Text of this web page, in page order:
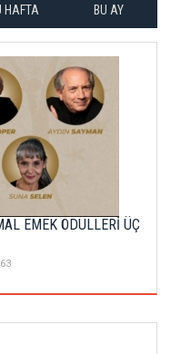
HAFTA BU AY
EMEK ÖDÜLLERİ ÜÇ